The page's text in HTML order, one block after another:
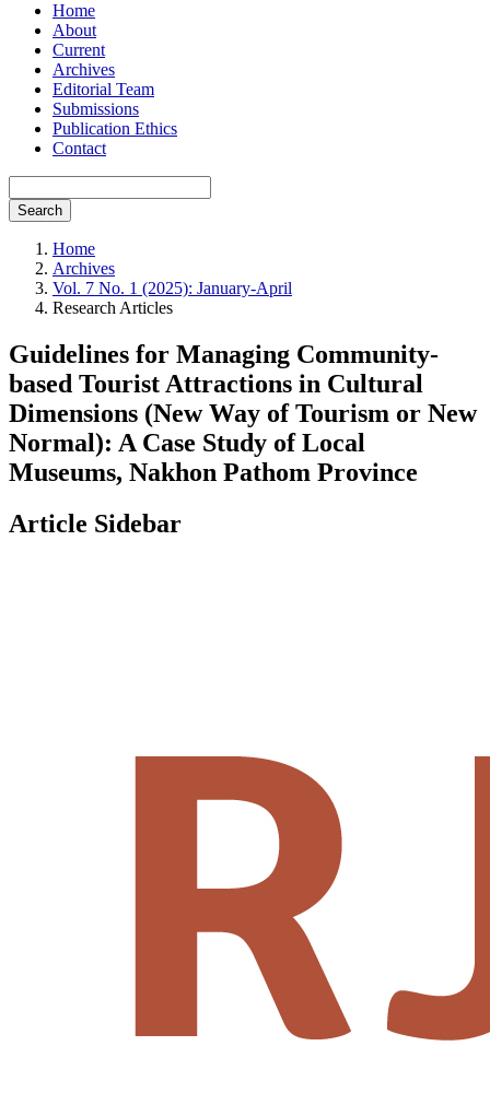
Home
About
Current
Archives
Editorial Team
Submissions
Publication Ethics
Contact
Search
Home
Archives
Vol. 7 No. 1 (2025): January-April
Research Articles
Guidelines for Managing Community-
based Tourist Attractions in Cultural
Dimensions (New Way of Tourism or New
Normal): A Case Study of Local
Museums, Nakhon Pathom Province
Article Sidebar